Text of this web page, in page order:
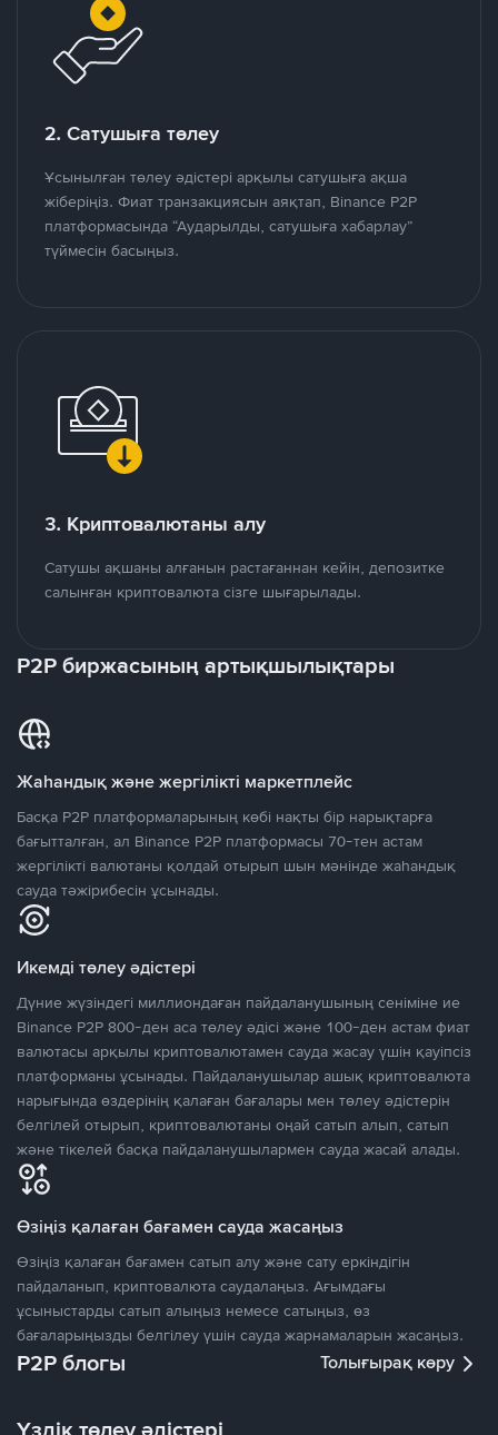
2. Сатушыға төлеу
Ұсынылған төлеу әдістері арқылы сатушыға ақша
жіберіңіз. Фиат транзакциясын аяқтап, Binance P2P
платформасында “Аударылды, сатушыға хабарлау”
түймесін басыңыз.
3. Криптовалютаны алу
Сатушы ақшаны алғанын растағаннан кейін, депозитке
салынған криптовалюта сізге шығарылады.
P2P биржасының артықшылықтары
Жаһандық және жергілікті маркетплейс
Басқа P2P платформаларының көбі нақты бір нарықтарға
бағытталған, ал Binance P2P платформасы 70-тен астам
жергілікті валютаны қолдай отырып шын мәнінде жаһандық
сауда тәжірибесін ұсынады.
Икемді төлеу әдістері
Дүние жүзіндегі миллиондаған пайдаланушының сеніміне ие
Binance P2P 800-ден аса төлеу әдісі және 100-ден астам фиат
валютасы арқылы криптовалютамен сауда жасау үшін қауіпсіз
платформаны ұсынады. Пайдаланушылар ашық криптовалюта
нарығында өздерінің қалаған бағалары мен төлеу әдістерін
белгілей отырып, криптовалютаны оңай сатып алып, сатып
және тікелей басқа пайдаланушылармен сауда жасай алады.
Өзіңіз қалаған бағамен сауда жасаңыз
Өзіңіз қалаған бағамен сатып алу және сату еркіндігін
пайдаланып, криптовалюта саудалаңыз. Ағымдағы
ұсыныстарды сатып алыңыз немесе сатыңыз, өз
бағаларыңызды белгілеу үшін сауда жарнамаларын жасаңыз.
P2P блогы Толығырақ көру